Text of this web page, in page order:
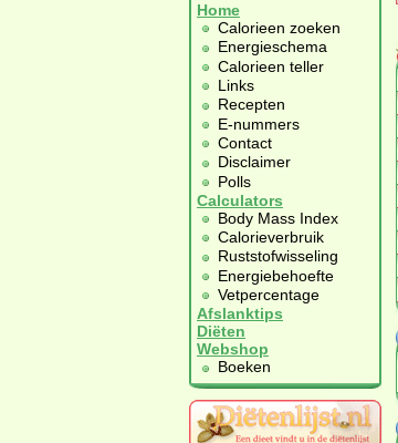
Home
Calorieen zoeken
Energieschema
Calorieen teller
Links
Recepten
E-nummers
Contact
Disclaimer
Polls
Calculators
Body Mass Index
Calorieverbruik
Ruststofwisseling
Energiebehoefte
Vetpercentage
Afslanktips
Diëten
Webshop
Boeken